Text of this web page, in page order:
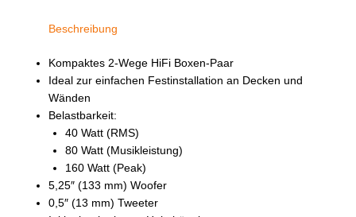
Beschreibung
Kompaktes 2-Wege HiFi Boxen-Paar
Ideal zur einfachen Festinstallation an Decken und
Wänden
Belastbarkeit:
40 Watt (RMS)
80 Watt (Musikleistung)
160 Watt (Peak)
5,25″ (133 mm) Woofer
0,5″ (13 mm) Tweeter